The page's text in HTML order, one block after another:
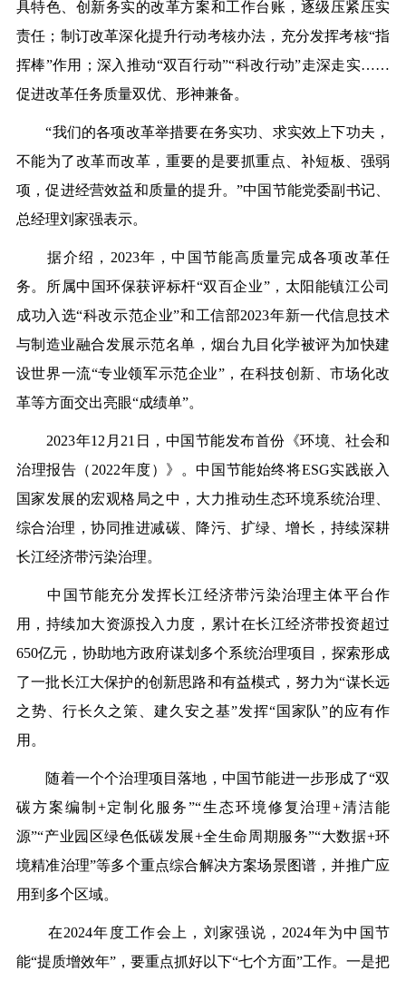
具特色、创新务实的改革方案和工作台账，逐级压紧压实
责任；制订改革深化提升行动考核办法，充分发挥考核“指
挥棒”作用；深入推动“双百行动”“科改行动”走深走实……
促进改革任务质量双优、形神兼备。
“我们的各项改革举措要在务实功、求实效上下功夫，
不能为了改革而改革，重要的是要抓重点、补短板、强弱
项，促进经营效益和质量的提升。”中国节能党委副书记、
总经理刘家强表示。
据介绍，2023年，中国节能高质量完成各项改革任
务。所属中国环保获评标杆“双百企业”，太阳能镇江公司
成功入选“科改示范企业”和工信部2023年新一代信息技术
与制造业融合发展示范名单，烟台九目化学被评为加快建
设世界一流“专业领军示范企业”，在科技创新、市场化改
革等方面交出亮眼“成绩单”。
2023年12月21日，中国节能发布首份《环境、社会和
治理报告（2022年度）》。中国节能始终将ESG实践嵌入
国家发展的宏观格局之中，大力推动生态环境系统治理、
综合治理，协同推进减碳、降污、扩绿、增长，持续深耕
长江经济带污染治理。
中国节能充分发挥长江经济带污染治理主体平台作
用，持续加大资源投入力度，累计在长江经济带投资超过
650亿元，协助地方政府谋划多个系统治理项目，探索形成
了一批长江大保护的创新思路和有益模式，努力为“谋长远
之势、行长久之策、建久安之基”发挥“国家队”的应有作
用。
随着一个个治理项目落地，中国节能进一步形成了“双
碳方案编制+定制化服务”“生态环境修复治理+清洁能
源”“产业园区绿色低碳发展+全生命周期服务”“大数据+环
境精准治理”等多个重点综合解决方案场景图谱，并推广应
用到多个区域。
在2024年度工作会上，刘家强说，2024年为中国节
能“提质增效年”，要重点抓好以下“七个方面”工作。一是把